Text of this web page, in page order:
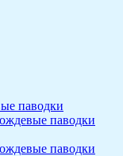
паводки
паводки
паводки